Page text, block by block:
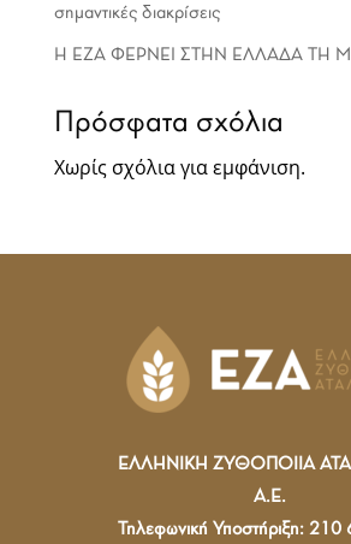
σημαντικές διακρίσεις
Η EZA ΦΕΡΝΕΙ ΣΤΗΝ ΕΛΛΑΔΑ ΤΗ
Πρόσφατα σχόλια
Χωρίς σχόλια για εμφάνιση.
ΕΛΛΗΝΙΚΗ ΖΥΘΟΠΟΙΙΑ
Α.Ε.
Τηλεφωνική Υποστήριξη: